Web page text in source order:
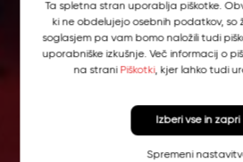
Ta spletna stran uporablja piškotke.
ki ne obdelujejo osebnih podatkov, so
soglasjem pa vam bomo naložili tudi
uporabniške izkušnje. Več informacij o
na strani Piškotki, kjer lahko tudi
Spremeni
Izberi vse in zapri